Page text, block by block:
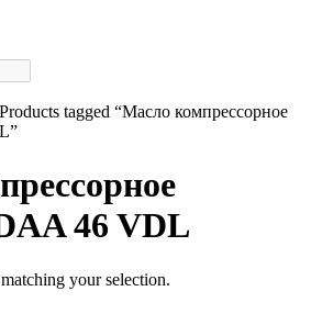
tagged “Масло компрессорное
46 VDL
your selection.